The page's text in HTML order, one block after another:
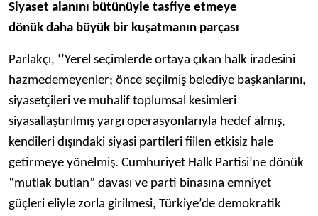
Siyaset alanını bütünüyle tasfiye etmeye
dönük daha büyük bir kuşatmanın parçası
Parlakçı, ‘’Yerel seçimlerde ortaya çıkan halk iradesini
hazmedemeyenler; önce seçilmiş belediye başkanlarını,
siyasetçileri ve muhalif toplumsal kesimleri
siyasallaştırılmış yargı operasyonlarıyla hedef almış,
kendileri dışındaki siyasi partileri fiilen etkisiz hale
getirmeye yönelmiş. Cumhuriyet Halk Partisi’ne dönük
“mutlak butlan” davası ve parti binasına emniyet
güçleri eliyle zorla girilmesi, Türkiye’de demokratik